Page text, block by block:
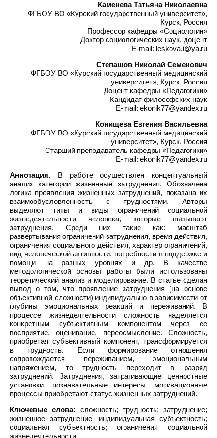
Каменева Татьяна Николаевна
ФГБОУ ВО «Курский государственный университет»,
Курск, Россия
Профессор кафедры «Социологии»
Доктор социологических наук, доцент
E-mail: leskova.i@ya.ru
Степашов Николай Семенович
ФГБОУ ВО «Курский государственный медицинский
университет», Курск, Россия
Доцент кафедры «Педагогики»
Кандидат философских наук
E-mail: ekonik77@yandex.ru
Конищева Евгения Васильевна
ФГБОУ ВО «Курский государственный медицинский
университет», Курск, Россия
Старший преподаватель кафедры «Педагогики»
E-mail: ekonik77@yandex.ru
Аннотация. В работе осуществлен концептуальный
анализ категории жизненные затруднения. Обозначена
логика проявления жизненных затруднений, показана их
взаимообусловленность с трудностями. Авторы
выделяют типы и виды ограничений социальной
жизнедеятельности человека, которые вызывают
затруднения. Среди них такие как: масштаб
развертывания ограничений затруднения, время действия,
ограничения социального действия, характер ограничений,
вид человеческой активности, потребности в поддержке и
помощи на разных уровнях и др. В качестве
методологической основы работы были использованы
теоретический анализ и моделирование. В статье сделан
вывод о том, что проявление затруднения (на основе
объективной сложности) индивидуально в зависимости от
глубины эмоциональных реакций и переживаний. В
процессе жизнедеятельности сложность наделяется
конкретным субъективным компонентом через ее
восприятие, оценивание, переосмысление. Сложность,
приобретая субъективный компонент, трансформируется
в трудность. Если формирование отношения
сопровождается переживанием, эмоциональным
напряжением, то трудность переходит в разряд
затруднений. Затруднения, затрагивающие ценностные
установки, познавательные интересы, мотивационные
процессы приобретают статус жизненных затруднений.
Ключевые слова: сложность; трудность; затруднение;
жизненное затруднение; индивидуальная субъектность;
социальная субъектность; ограничения социальной
жизнедеятельности